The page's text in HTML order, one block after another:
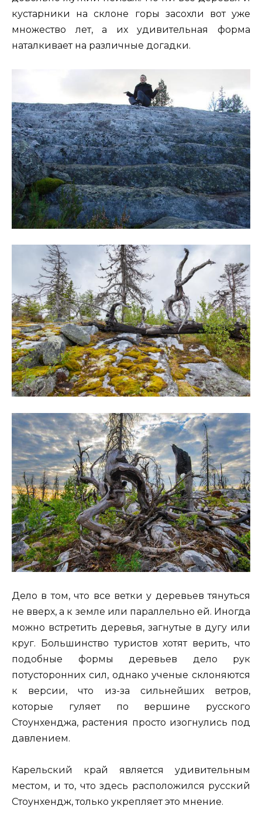
кустарники на склоне горы засохли вот уже
множество лет, а их удивительная форма
наталкивает на различные догадки.
Дело в том, что все ветки у деревьев тянуться
не вверх, а к земле или параллельно ей. Иногда
можно встретить деревья, загнутые в дугу или
круг. Большинство туристов хотят верить, что
подобные формы деревьев дело рук
потусторонних сил, однако ученые склоняются
к версии, что из-за сильнейших ветров,
которые гуляет по вершине русского
Стоунхенджа, растения просто изогнулись под
давлением.
Карельский край является удивительным
местом, и то, что здесь расположился русский
Стоунхендж, только укрепляет это мнение.